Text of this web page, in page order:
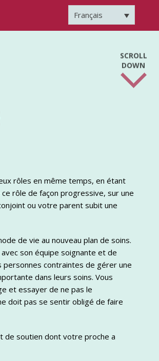
Français
rôles en même temps, en étant
rôle de façon progressive, sur une
ou votre parent subit une
de vie au nouveau plan de soins.
son équipe soignante et de
contraintes de gérer une
dans leurs soins. Vous
et essayer de ne pas le
doit pas se sentir obligé de faire
de soutien dont votre proche a
SCROLL
DOWN